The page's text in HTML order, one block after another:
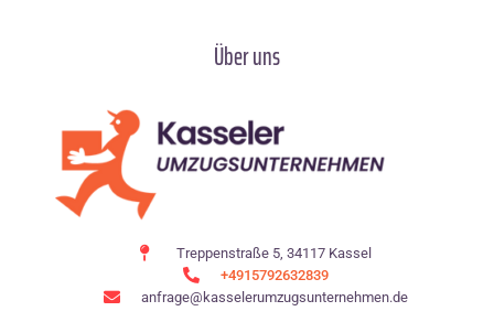
Über uns
Treppenstraße 5, 34117 Kassel
+4915792632839
anfrage@kasselerumzugsunternehmen.de